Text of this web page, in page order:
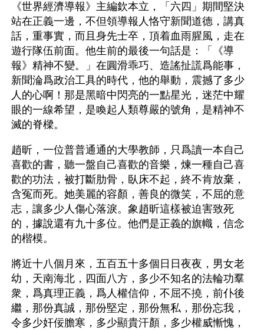
《世界經濟導報》主編欽本立，「六四」期間堅決
站在正義一邊，不但領導報人恪守新聞道德，講真
話，重事實，而且身先士卒，頂着血雨腥風，走在
遊行隊伍前面。他生前的最後一句話是：「《導
報》精神不變。」在圓滑乖巧、造謠扯謊爲能事，
新聞淪爲政治工具的時代，他的舉動，震撼了多少
人的心啊！那是黑暗中閃亮的一點星光，迷茫中耀
眼的一線希望，是喚起人類尊嚴的號角，是精神不
滅的脊樑。
趙昕，一位普普通通的大學教師，只爲讀一本自己
喜歡的書，聽一盤自己喜歡的音樂，煉一種自己喜
歡的功法，被打斷肋骨，臥床不起，終不肯放棄，
含冤而死。她美麗的容顏，善良的微笑，不屈的意
志，讓多少人傷心落淚。象趙昕這樣被迫害致死
的，據說還有九十多位。他們是正義的旗幟，信念
的楷模。
將近十八個月來，五百五十多個日日夜夜，男女老
幼，天南海北，四面八方，多少不知名的法輪功羣
衆，爲真理正義，爲人權信仰，不屈不撓，前仆後
繼，那份真誠，那份堅定，那份無私，那份忘我，
令多少奸佞膽寒，多少顯貴汗顏，多少權威慚愧，